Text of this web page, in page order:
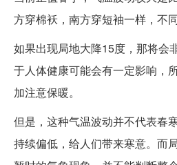
方穿棉袄，南方穿短袖一样，不
如果出现局地大降15度，那将会
于人体健康可能会有一定影响，
加注意保暖。
但是，这种气温波动并不代表春
持续偏低，给人们带来寒意。而